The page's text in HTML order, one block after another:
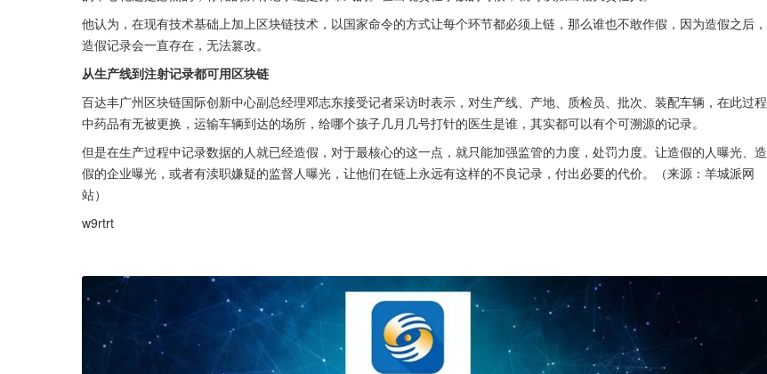
他认为，在现有技术基础上加上区块链技术，以国家命令的方式让每个环节都必须上链，那么谁也不敢作假，因为造假之后，
造假记录会一直存在，无法篡改。
从生产线到注射记录都可用区块链
百达丰广州区块链国际创新中心副总经理邓志东接受记者采访时表示，对生产线、产地、质检员、批次、装配车辆，在此过程
中药品有无被更换，运输车辆到达的场所，给哪个孩子几月几号打针的医生是谁，其实都可以有个可溯源的记录。
但是在生产过程中记录数据的人就已经造假，对于最核心的这一点，就只能加强监管的力度，处罚力度。让造假的人曝光、造
假的企业曝光，或者有渎职嫌疑的监督人曝光，让他们在链上永远有这样的不良记录，付出必要的代价。（来源：羊城派网
站）
w9rtrt